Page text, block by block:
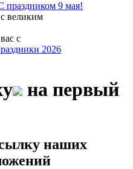
9 мая!
великим
с
2026
на первый
наших